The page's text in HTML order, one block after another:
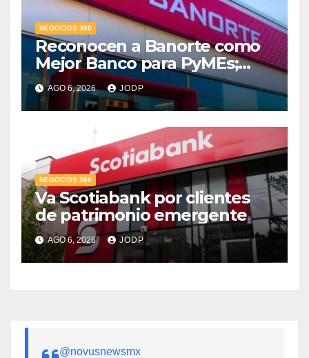
NEGOCIOS 360
Reconocen a Banorte como
Mejor Banco para PyMEs;
supera 14% del mercado
crediticio
AGO 6, 2026 JODP
NEGOCIOS 360
Va Scotiabank por clientes
de patrimonio emergente
AGO 6, 2026 JODP
@novusnewsmx